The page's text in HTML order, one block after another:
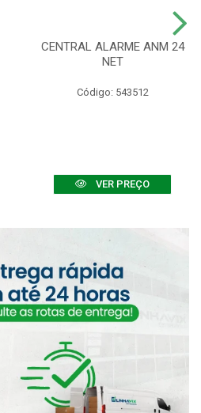
CENTRAL ALARME ANM 24
NET
Código: 543512
VER PREÇO